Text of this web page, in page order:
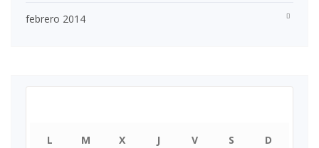
febrero 2014
L M X J V S D